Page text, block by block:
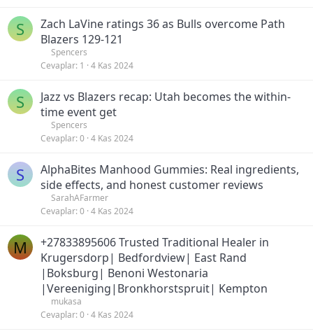
S
Zach LaVine ratings 36 as Bulls overcome Path
Blazers 129-121
Spencers
Cevaplar 1 4 Kas 2024
S
Jazz vs Blazers recap: Utah becomes the within-
time event get
Spencers
Cevaplar 0 4 Kas 2024
S
AlphaBites Manhood Gummies: Real ingredients,
side effects, and honest customer reviews
SarahAFarmer
Cevaplar 0 4 Kas 2024
M
+27833895606 Trusted Traditional Healer in
Krugersdorp| Bedfordview| East Rand
|Boksburg| Benoni Westonaria
|Vereeniging|Bronkhorstspruit| Kempton
mukasa
Cevaplar 0 4 Kas 2024